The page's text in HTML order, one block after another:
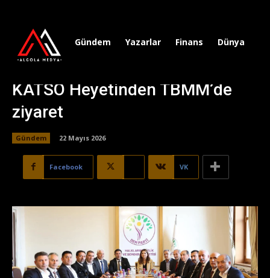
Gündem Yazarlar Finans Dünya
KATSO Heyetinden TBMM’de
ziyaret
Gündem 22 Mayıs 2026
Facebook VK